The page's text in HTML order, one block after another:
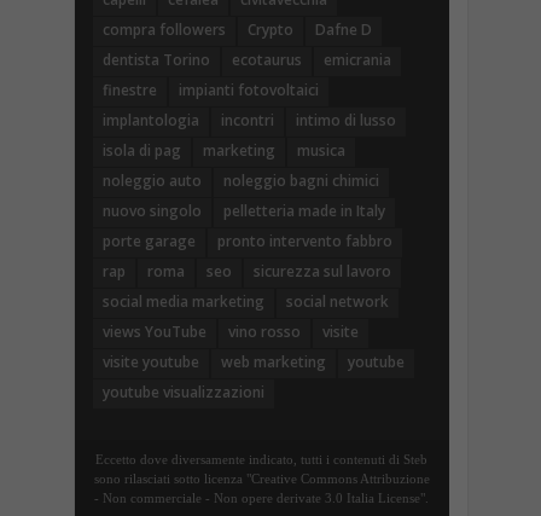
compra followers
Crypto
Dafne D
dentista Torino
ecotaurus
emicrania
finestre
impianti fotovoltaici
implantologia
incontri
intimo di lusso
isola di pag
marketing
musica
noleggio auto
noleggio bagni chimici
nuovo singolo
pelletteria made in Italy
porte garage
pronto intervento fabbro
rap
roma seo
sicurezza sul lavoro
social media marketing
social network
views YouTube
vino rosso
visite
visite youtube
web marketing
youtube
youtube visualizzazioni
Eccetto dove diversamente indicato, tutti i contenuti di Steb
sono rilasciati sotto licenza "Creative Commons Attribuzione
- Non commerciale - Non opere derivate 3.0 Italia License".